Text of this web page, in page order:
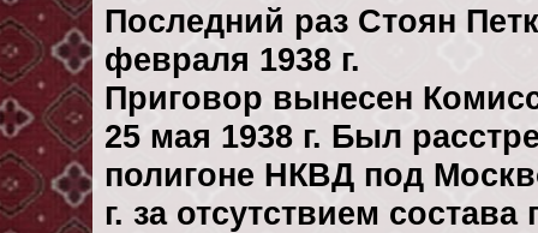
Последний раз Стоян
февраля 1938 г.
Приговор вынесен
25 мая 1938 г. Был
полигоне НКВД под
г. за отсутствием